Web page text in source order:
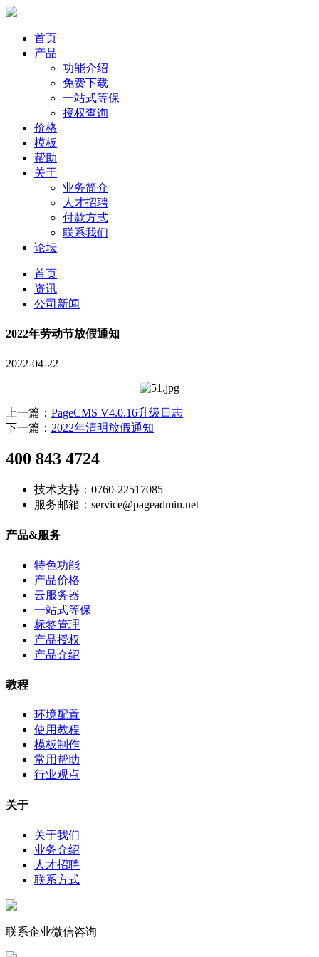
首页
产品
功能介绍
免费下载
一站式等保
授权查询
价格
模板
帮助
关于
业务简介
人才招聘
付款方式
联系我们
论坛
首页
资讯
公司新闻
2022年劳动节放假通知
2022-04-22
上一篇： PageCMS V4.0.16升级日志
下一篇： 2022年清明放假通知
400 843 4724
技术支持：0760-22517085
服务邮箱：service@pageadmin.net
产品&服务
特色功能
产品价格
云服务器
一站式等保
标签管理
产品授权
产品介绍
教程
环境配置
使用教程
模板制作
常用帮助
行业观点
关于
关于我们
业务介绍
人才招聘
联系方式
联系企业微信咨询